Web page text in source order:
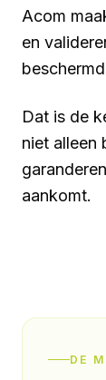
Acom
en
Dat is de
niet alleen
aankomt.
DE